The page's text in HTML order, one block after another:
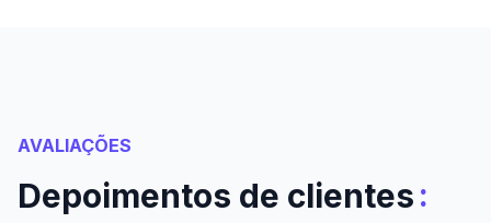
AVALIAÇÕES
Depoimentos de clientes: